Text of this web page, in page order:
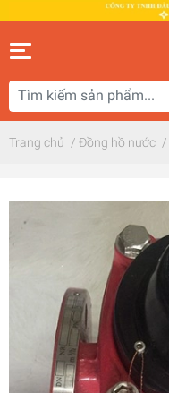
Trang chủ / Đồng hồ nước /